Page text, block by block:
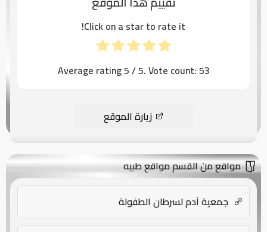
Click on a star to rate it!
Average rating5/ 5. Vote count:53
زيارة الموقع
مواقع من القسم مواقع طبيه
جمعية آدم لسرطان الطفولة